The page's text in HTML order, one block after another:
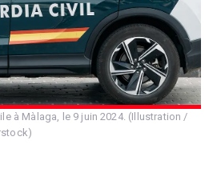
à Màlaga, le 9 juin 2024. (Illustration /